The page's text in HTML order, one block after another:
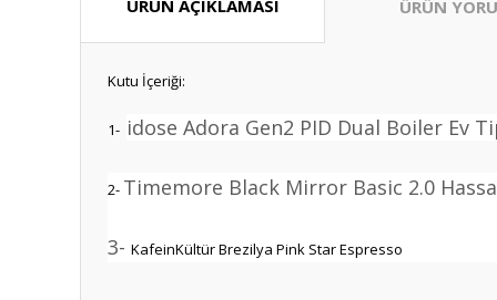
ÜRÜN AÇIKLAMASI ÜRÜN
Kutu İçeriği:
1- idose Adora Gen2 PID Dual Boiler Ev
2- Timemore Black Mirror Basic 2.0
3- KafeinKültür Brezilya Pink Star Espresso